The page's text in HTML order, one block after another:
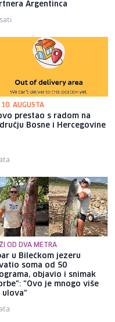
Argentinca
10. AUGUSTA
prestao s radom na
Bosne i Hercegovine
OD DVA METRA
u Bilećkom jezeru
soma od 50
objavio i snimak
"Ovo je mnogo više
ulova"